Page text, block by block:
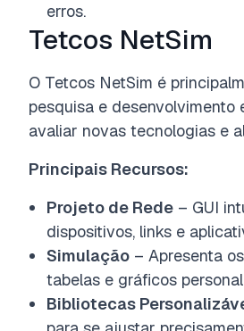
erros.
Tetcos NetSim
O Tetcos NetSim é
pesquisa e desenvolvimento
avaliar novas tecnologias e
Principais Recursos:
Projeto de Rede – GUI
dispositivos, links e
Simulação – Apresenta
tabelas e gráficos
Bibliotecas